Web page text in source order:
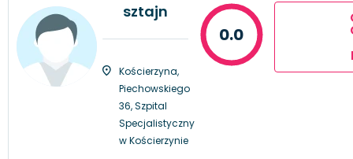
sztajn
Kościerzyna,
Piechowskiego
36, Szpital
Specjalistyczny
w Kościerzynie
0.0